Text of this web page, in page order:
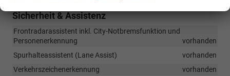
Sicherheit & Assistenz
Frontradarassistent inkl. City-Notbremsfunktion und
Personenerkennung
vorhanden
Spurhalteassistent (Lane Assist)
vorhanden
Verkehrszeichenerkennung
vorhanden